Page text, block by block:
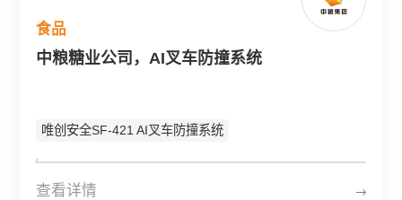
食品
中粮糖业公司，AI叉车防撞系统
唯创安全SF-421 AI叉车防撞系统
查看详情